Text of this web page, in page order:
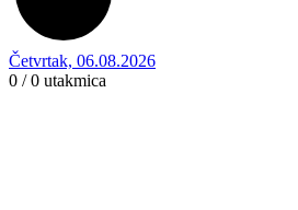
Četvrtak, 06.08.2026
0 / 0 utakmica